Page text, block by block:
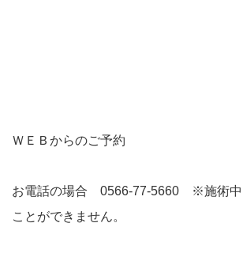
ＷＥＢからのご予約
お電話の場合 0566-77-5660 ※施術中
ことができません。